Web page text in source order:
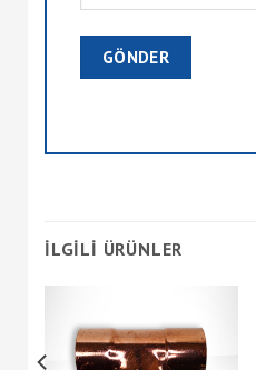
İLGILI ÜRÜNLER